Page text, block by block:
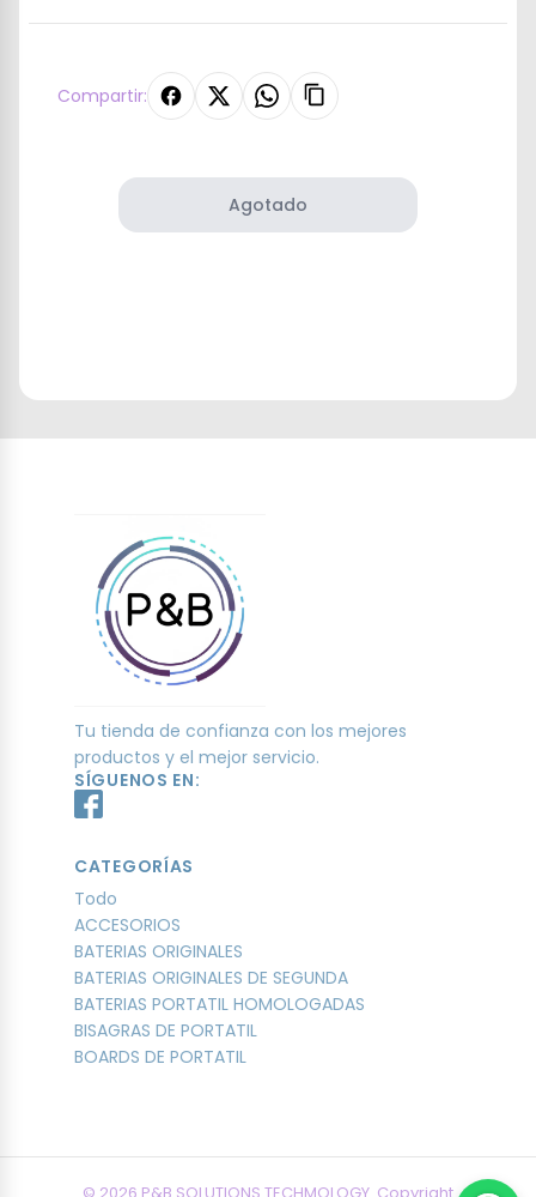
Compartir:
Agotado
Tu tienda de confianza con los mejores
productos y el mejor servicio.
SÍGUENOS EN:
CATEGORÍAS
Todo
ACCESORIOS
BATERIAS ORIGINALES
BATERIAS ORIGINALES DE SEGUNDA
BATERIAS PORTATIL HOMOLOGADAS
BISAGRAS DE PORTATIL
BOARDS DE PORTATIL
© 2026 P&B SOLUTIONS TECHMOLOGY. Copyright